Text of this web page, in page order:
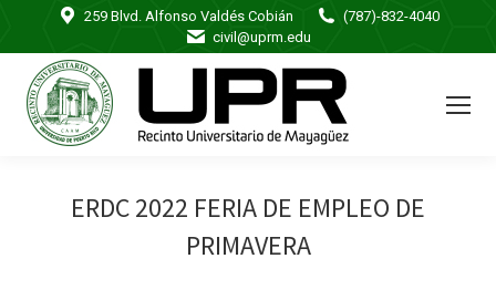
259 Blvd. Alfonso Valdés Cobián
(787)-832-4040
civil@uprm.edu
ERDC 2022 FERIA DE EMPLEO DE
PRIMAVERA